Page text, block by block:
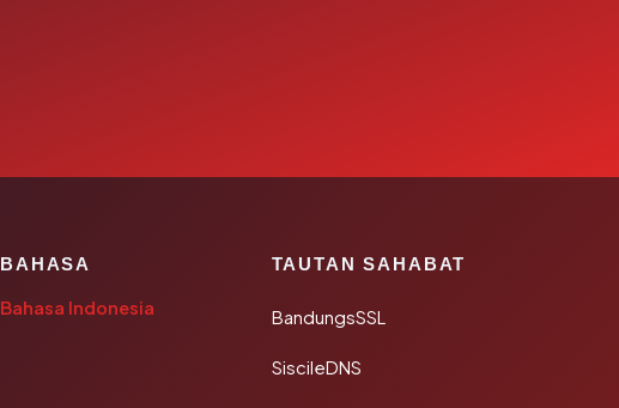
BAHASA
Bahasa Indonesia
TAUTAN SAHABAT
BandungsSSL
SiscileDNS